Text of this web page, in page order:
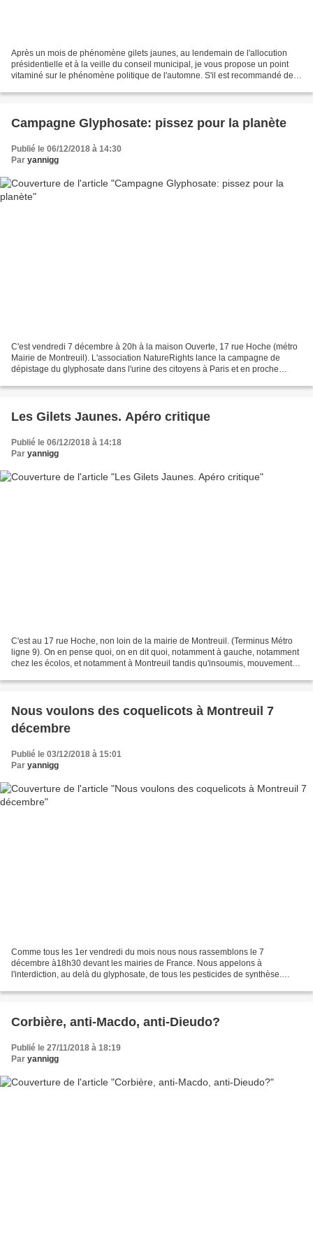
Après un mois de phénomène gilets jaunes, au lendemain de l'allocution
présidentielle et à la veille du conseil municipal, je vous propose un point
vitaminé sur le phénomène politique de l'automne. S'il est recommandé de
Campagne Glyphosate: pissez pour la planète
Publié le 06/12/2018 à 14:30
Par yannigg
C'est vendredi 7 décembre à 20h à la maison Ouverte, 17 rue Hoche (métro
Mairie de Montreuil). L'association NatureRights lance la campagne de
dépistage du glyphosate dans l'urine des citoyens à Paris et en proche
Les Gilets Jaunes. Apéro critique
Publié le 06/12/2018 à 14:18
Par yannigg
C'est au 17 rue Hoche, non loin de la mairie de Montreuil. (Terminus Métro
ligne 9). On en pense quoi, on en dit quoi, notamment à gauche, notamment
chez les écolos, et notamment à Montreuil tandis qu'insoumis, mouvements
Nous voulons des coquelicots à Montreuil 7
décembre
Publié le 03/12/2018 à 15:01
Par yannigg
Comme tous les 1er vendredi du mois nous nous rassemblons le 7
décembre à18h30 devant les mairies de France. Nous appelons à
l'interdiction, au delà du glyphosate, de tous les pesticides de synthèse.
Corbière, anti-Macdo, anti-Dieudo?
Publié le 27/11/2018 à 18:19
Par yannigg